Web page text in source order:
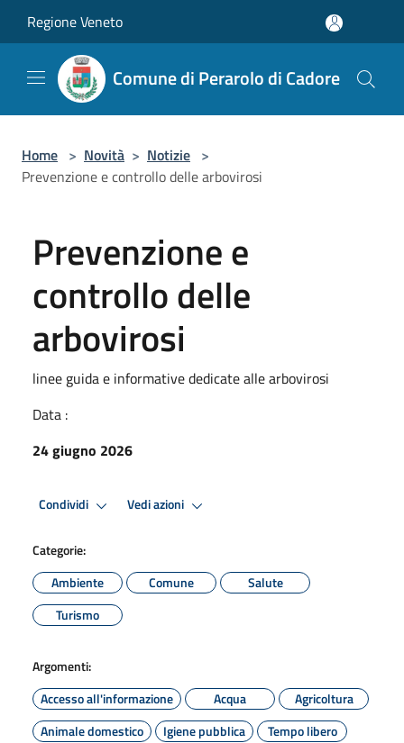
Regione Veneto
Comune di Perarolo di Cadore
Home > Novità > Notizie >
Prevenzione e controllo delle arbovirosi
Prevenzione e
controllo delle
arbovirosi
linee guida e informative dedicate alle arbovirosi
Data :
24 giugno 2026
Condividi Vedi azioni
Categorie:
Ambiente
Comune
Salute
Turismo
Argomenti:
Accesso all'informazione
Acqua
Agricoltura
Animale domestico
Igiene pubblica
Tempo libero